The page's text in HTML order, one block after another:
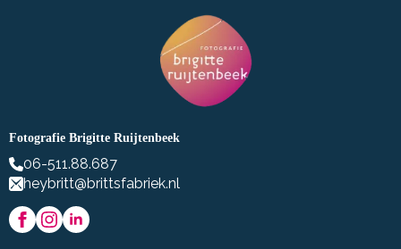
Fotografie Brigitte Ruijtenbeek
06-511.88.687
heybritt@brittsfabriek.nl